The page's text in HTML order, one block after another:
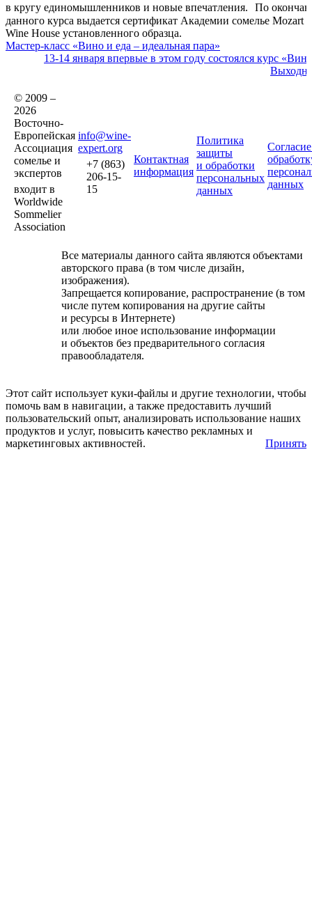
в кругу единомышленников и новые впечатления. По
данного курса выдается сертификат Академии сомелье Mozart
Wine House установленного образца.
Мастер-класс «Вино и еда – идеальная пара»
13-14 января впервые в этом году состоялся курс
© 2009 –
2026
Восточно-
Европейская
Ассоциация
сомелье и
экспертов
входит в
Worldwide
Sommelier
Association
info@wine-
expert.org
+7 (863)
206-15-
15
Контактная
информация
Политика
защиты
и обработки
персональных
данных
данных
Все материалы данного сайта являются объектами
авторского права (в том числе дизайн,
изображения).
Запрещается копирование, распространение (в том
числе путем копирования на другие сайты
и ресурсы в Интернете)
или любое иное использование информации
и объектов без предварительного согласия
правообладателя.
Этот сайт использует куки-файлы и другие технологии, чтобы
помочь вам в навигации, а также предоставить лучший
пользовательский опыт, анализировать использование наших
продуктов и услуг, повысить качество рекламных и
маркетинговых активностей.
Принять